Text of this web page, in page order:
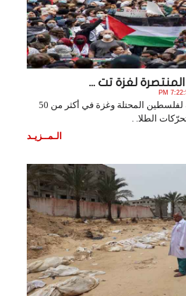
لغزة تت ...
تتواصل الاحتجاجات الداعمة لفلسطين المحتلة وغزة في أكثر من 50
الطلا. .
الـمــزيـد